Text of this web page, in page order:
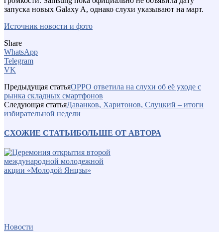
запуска новых Galaxy A, однако слухи указывают на март.
Источник новости и фото
Share
WhatsApp
Telegram
VK
Предыдущая статьяOPPO ответила на слухи об её уходе с
рынка складных смартфонов
Следующая статьяДаванков, Харитонов, Слуцкий – итоги
избирательной недели
СХОЖИЕ СТАТЬИБОЛЬШЕ ОТ АВТОРА
Новости